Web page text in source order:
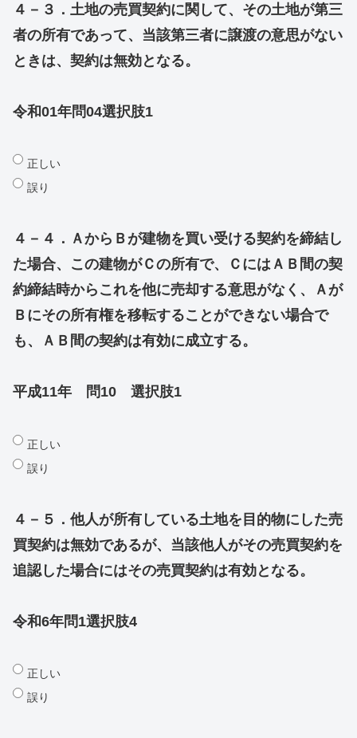
４－３．土地の売買契約に関して、その土地が第三
者の所有であって、当該第三者に譲渡の意思がない
ときは、契約は無効となる。
令和01年問04選択肢1
正しい
誤り
４－４．ＡからＢが建物を買い受ける契約を締結し
た場合、この建物がＣの所有で、ＣにはＡＢ間の契
約締結時からこれを他に売却する意思がなく、Ａが
Ｂにその所有権を移転することができない場合で
も、ＡＢ間の契約は有効に成立する。
平成11年 問10 選択肢1
正しい
誤り
４－５．他人が所有している土地を目的物にした売
買契約は無効であるが、当該他人がその売買契約を
追認した場合にはその売買契約は有効となる。
令和6年問1選択肢4
正しい
誤り